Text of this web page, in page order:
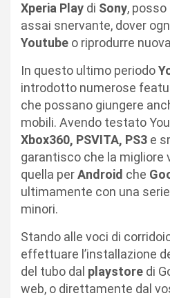
Xperia Play di Sony,
assai snervante, dover
Youtube o riprodurre
In questo ultimo periodo
introdotto numerose
che possano giungere
mobili. Avendo testato
Xbox360, PSVITA, PS3 e
garantisco che la migliore
quella perAndroid che
ultimamente con una
minori.
Stando alle voci di
effettuare l’installazione
del tubo dal playstore di
web, o direttamente dal